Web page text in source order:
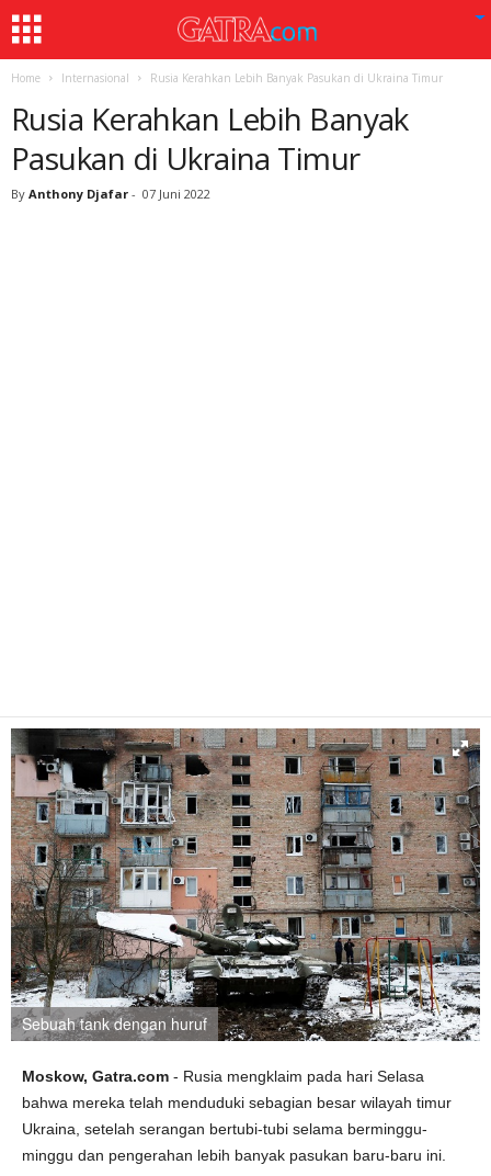
Home Internasional Rusia Kerahkan Lebih Banyak Pasukan di Ukraina Timur
Rusia Kerahkan Lebih Banyak
Pasukan di Ukraina Timur
By Anthony Djafar - 07 Juni 2022
Sebuah tank dengan huruf
Moskow, Gatra.com - Rusia mengklaim pada hari Selasa
bahwa mereka telah menduduki sebagian besar wilayah timur
Ukraina, setelah serangan bertubi-tubi selama berminggu-
minggu dan pengerahan lebih banyak pasukan baru-baru ini.